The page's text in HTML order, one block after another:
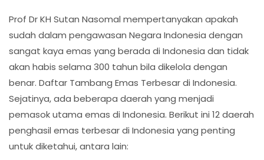
Prof Dr KH Sutan Nasomal mempertanyakan apakah
sudah dalam pengawasan Negara Indonesia dengan
sangat kaya emas yang berada di Indonesia dan tidak
akan habis selama 300 tahun bila dikelola dengan
benar. Daftar Tambang Emas Terbesar di Indonesia.
Sejatinya, ada beberapa daerah yang menjadi
pemasok utama emas di Indonesia. Berikut ini 12 daerah
penghasil emas terbesar di Indonesia yang penting
untuk diketahui, antara lain: